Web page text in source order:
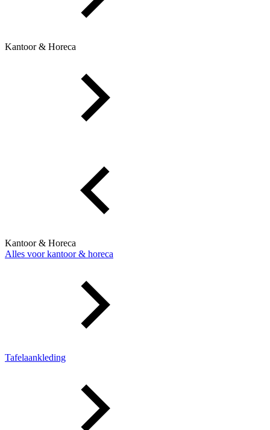
Kantoor & Horeca
Kantoor & Horeca
Alles voor kantoor & horeca
Tafelaankleding